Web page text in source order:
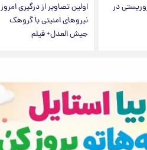
در
اولین تصاویر از درگیری امروز
نیروهای امنیتی با گروهک
جیش العدل+ فیلم